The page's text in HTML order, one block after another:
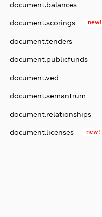
document.balances
document.scorings new!
document.tenders
document.publicfunds
document.ved
document.semantrum
document.relationships
document.licenses new!